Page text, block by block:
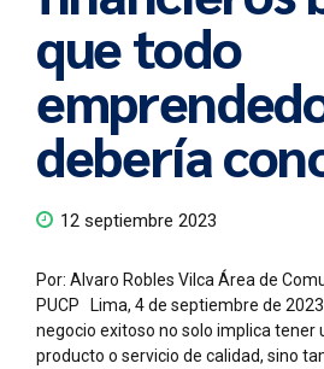
que todo
debería
12 septiembre 2023
Por: Alvaro Robles Vilca Área de
PUCP Lima, 4 de septiembre de
negocio exitoso no solo implica tener
producto o servicio de calidad, sino